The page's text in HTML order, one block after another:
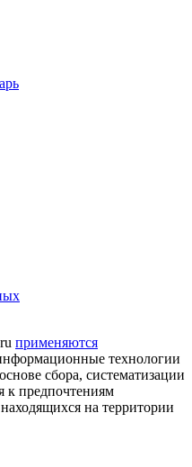
применяются
технологии
сбора, систематизации
к предпочтениям
на территории